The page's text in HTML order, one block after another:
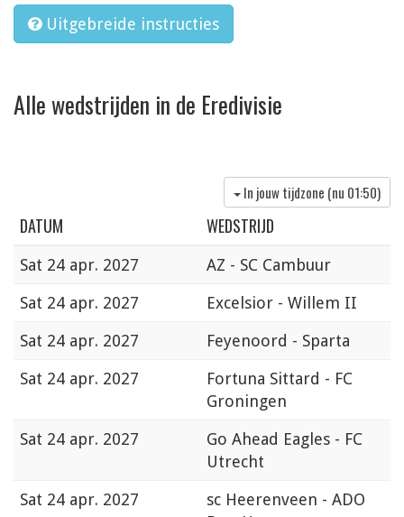
Uitgebreide instructies
Alle wedstrijden in de Eredivisie
In jouw tijdzone (nu 01:50)
DATUM WEDSTRIJD
Sat 24 apr. 2027
AZ - SC Cambuur
Sat 24 apr. 2027
Excelsior - Willem II
Sat 24 apr. 2027
Feyenoord - Sparta
Sat 24 apr. 2027
Fortuna Sittard - FC
Groningen
Sat 24 apr. 2027
Go Ahead Eagles - FC
Utrecht
Sat 24 apr. 2027
sc Heerenveen - ADO